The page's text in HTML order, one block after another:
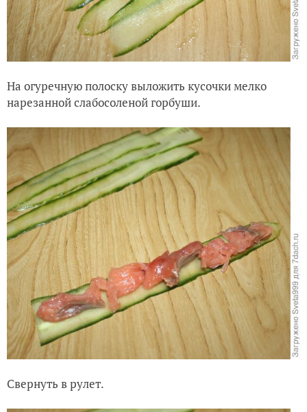
На огуречную полоску выложить кусочки мелко
нарезанной слабосоленой горбуши.
Свернуть в рулет.